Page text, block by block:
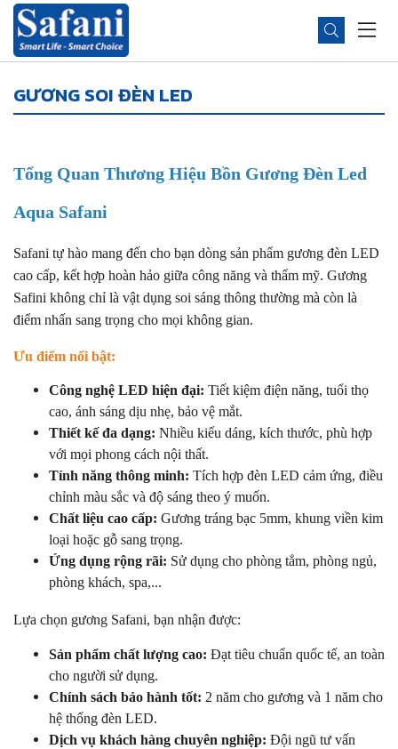
GƯƠNG SOI ĐÈN LED
Tổng Quan Thương Hiệu Bồn Gương Đèn Led
Aqua Safani
Safani tự hào mang đến cho bạn dòng sản phẩm gương đèn LED
cao cấp, kết hợp hoàn hảo giữa công năng và thẩm mỹ. Gương
Safini không chỉ là vật dụng soi sáng thông thường mà còn là
điểm nhấn sang trọng cho mọi không gian.
Ưu điểm nổi bật:
Công nghệ LED hiện đại: Tiết kiệm điện năng, tuổi thọ
cao, ánh sáng dịu nhẹ, bảo vệ mắt.
Thiết kế đa dạng: Nhiều kiểu dáng, kích thước, phù hợp
với mọi phong cách nội thất.
Tính năng thông minh: Tích hợp đèn LED cảm ứng, điều
chỉnh màu sắc và độ sáng theo ý muốn.
Chất liệu cao cấp: Gương tráng bạc 5mm, khung viền kim
loại hoặc gỗ sang trọng.
Ứng dụng rộng rãi: Sử dụng cho phòng tắm, phòng ngủ,
phòng khách, spa,...
Lựa chọn gương Safani, bạn nhận được:
Sản phẩm chất lượng cao: Đạt tiêu chuẩn quốc tế, an toàn
cho người sử dụng.
Chính sách bảo hành tốt: 2 năm cho gương và 1 năm cho
hệ thống đèn LED.
Dịch vụ khách hàng chuyên nghiệp: Đội ngũ tư vấn